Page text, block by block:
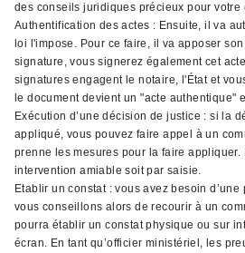
des conseils juridiques précieux pour votre
Authentification des actes : Ensuite, il va
loi l'impose. Pour ce faire, il va apposer
signature, vous signerez également cet
signatures engagent le notaire, l'État et
le document devient un "acte authentique"
Exécution d’une décision de justice : si la
appliqué, vous pouvez faire appel à un
prenne les mesures pour la faire appliquer.
intervention amiable soit par saisie.
Etablir un constat : vous avez besoin
vous conseillons alors de recourir à un
pourra établir un constat physique ou sur
écran. En tant qu’officier ministériel, les